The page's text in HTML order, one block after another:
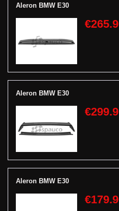
Aleron BMW E30
Aleron BMW E30
Aleron BMW E30